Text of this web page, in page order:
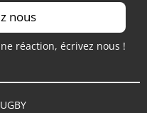
nous
réaction, écrivez nous !